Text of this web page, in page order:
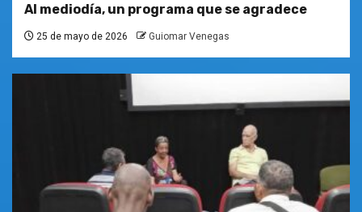
Al mediodía, un programa que se agradece
25 de mayo de 2026 Guiomar Venegas